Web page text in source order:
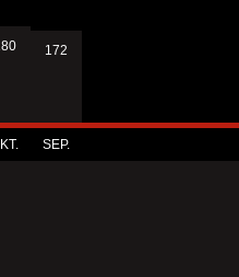
172
SEP.